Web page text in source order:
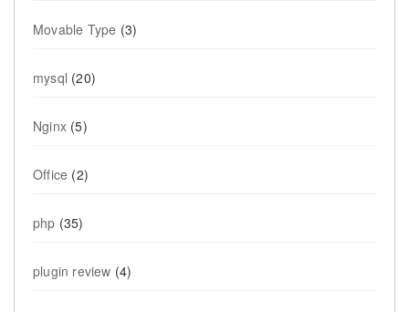
Movable Type (3)
mysql (20)
Nginx (5)
Office (2)
php (35)
plugin review (4)